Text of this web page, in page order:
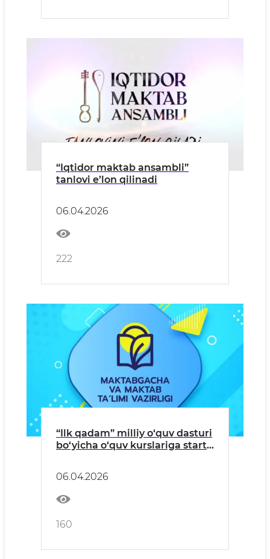
“Iqtidor maktab ansambli”
tanlovi eʼlon qilinadi
06.04.2026
222
“Ilk qadam” milliy o‘quv dasturi
bo‘yicha o‘quv kurslariga start
06.04.2026
160